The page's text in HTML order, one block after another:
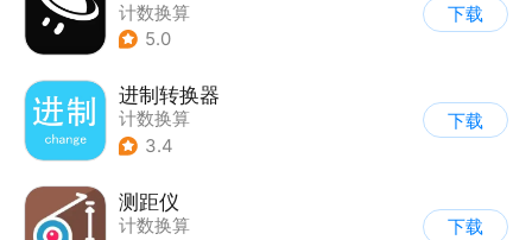
计数换算
5.0
下载
进制转换器
计数换算
3.4
下载
测距仪
计数换算
下载